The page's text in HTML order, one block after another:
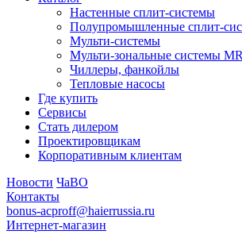
Настенные сплит-системы
Полупромышленные сплит-
Мульти-системы
Мульти-зональные системы
Чиллеры, фанкойлы
Тепловые насосы
Где купить
Сервисы
Стать дилером
Проектировщикам
Корпоративным клиентам
Новости ЧаВО
Контакты
bonus-acproff@haierrussia.ru
Интернет-магазин